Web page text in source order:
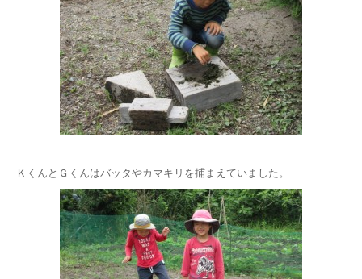
ＫくんとＧくんはバッタやカマキリを捕まえていました。